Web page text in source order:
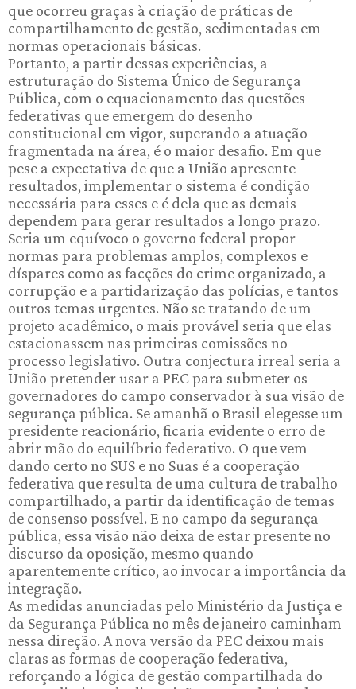
que ocorreu graças à criação de práticas de
compartilhamento de gestão, sedimentadas em
normas operacionais básicas.
Portanto, a partir dessas experiências, a
estruturação do Sistema Único de Segurança
Pública, com o equacionamento das questões
federativas que emergem do desenho
constitucional em vigor, superando a atuação
fragmentada na área, é o maior desafio. Em que
pese a expectativa de que a União apresente
resultados, implementar o sistema é condição
necessária para esses e é dela que as demais
dependem para gerar resultados a longo prazo.
Seria um equívoco o governo federal propor
normas para problemas amplos, complexos e
díspares como as facções do crime organizado, a
corrupção e a partidarização das polícias, e tantos
outros temas urgentes. Não se tratando de um
projeto acadêmico, o mais provável seria que elas
estacionassem nas primeiras comissões no
processo legislativo. Outra conjectura irreal seria a
União pretender usar a PEC para submeter os
governadores do campo conservador à sua visão de
segurança pública. Se amanhã o Brasil elegesse um
presidente reacionário, ficaria evidente o erro de
abrir mão do equilíbrio federativo. O que vem
dando certo no SUS e no Suas é a cooperação
federativa que resulta de uma cultura de trabalho
compartilhado, a partir da identificação de temas
de consenso possível. E no campo da segurança
pública, essa visão não deixa de estar presente no
discurso da oposição, mesmo quando
aparentemente crítico, ao invocar a importância da
integração.
As medidas anunciadas pelo Ministério da Justiça e
da Segurança Pública no mês de janeiro caminham
nessa direção. A nova versão da PEC deixou mais
claras as formas de cooperação federativa,
reforçando a lógica de gestão compartilhada do